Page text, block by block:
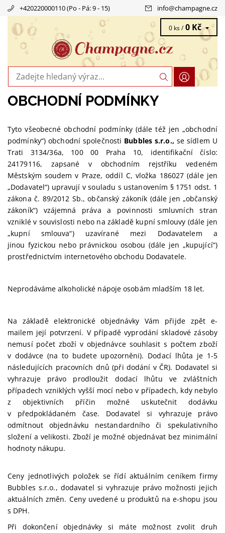
+420220000110 (Po - Pá: 9 - 15) info@champagne.cz
0 ks / 0 Kč
OBCHODNÍ PODMÍNKY
Tyto všeobecné obchodní podmínky (dále též jen „obchodní
podmínky“) obchodní společnosti Bubbles s.r.o., se sídlem U
Trati 3134/36a, 100 00 Praha 10, identifikační číslo:
24179116, zapsané v obchodním rejstříku vedeném
Městským soudem v Praze, oddíl C, vložka 186027 (dále jen
„Dodavatel“) upravují v souladu s ustanovením § 1751 odst. 1
zákona č. 89/2012 Sb., občanský zákoník (dále jen „občanský
zákoník“) vzájemná práva a povinnosti smluvních stran
vzniklé v souvislosti nebo na základě kupní smlouvy (dále jen
„kupní smlouva“) uzavírané mezi Dodavatelem a
jinou fyzickou nebo právnickou osobou (dále jen „kupující“)
prostřednictvím internetového obchodu Dodavatele.
Neprodáváme alkoholické nápoje osobám mladším 18 let.
Na základě elektronické objednávky Vám přijde zpět e-
mailem její potvrzení. V případě vyprodání skladové zásoby
nemusí počet zboží v objednávce souhlasit s počtem zboží
v dodávce (na to budete upozorněni). Dodací lhůta je 1-5
následujících pracovních dnů (při dodání v ČR). Dodavatel si
vyhrazuje právo prodloužit dodací lhůtu ve zvláštních
případech vzniklých vyšší mocí nebo v případech, kdy nebylo
z objektivních příčin možné uskutečnit dodávku
v předpokládaném čase. Dodavatel si vyhrazuje právo
odmítnout objednávku nestandardního či spekulativního
složení a velikosti. Zboží je možné objednávat bez minimální
hodnoty nákupu.
Ceny jednotlivých položek se řídí aktuálním ceníkem firmy
Bubbles s.r.o., dodavatel si vyhrazuje právo možnosti jejich
aktuálních změn. Ceny uvedené u produktů na e-shopu jsou
s DPH.
Při dokončení objednávky si máte možnost zvolit druh